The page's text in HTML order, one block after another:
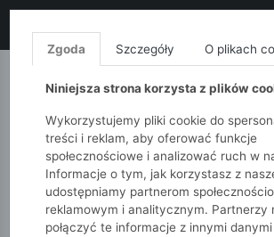
MONNARI QUIOSQUE
Zgoda Szczegóły O plikach
Niniejsza strona korzysta z plików
Wykorzystujemy pliki cookie do
treści i reklam, aby oferować funkcje
społecznościowe i analizować ruch w
Informacje o tym, jak korzystasz z
udostępniamy partnerom
reklamowym i analitycznym. Partnerzy
połączyć te informacje z innymi